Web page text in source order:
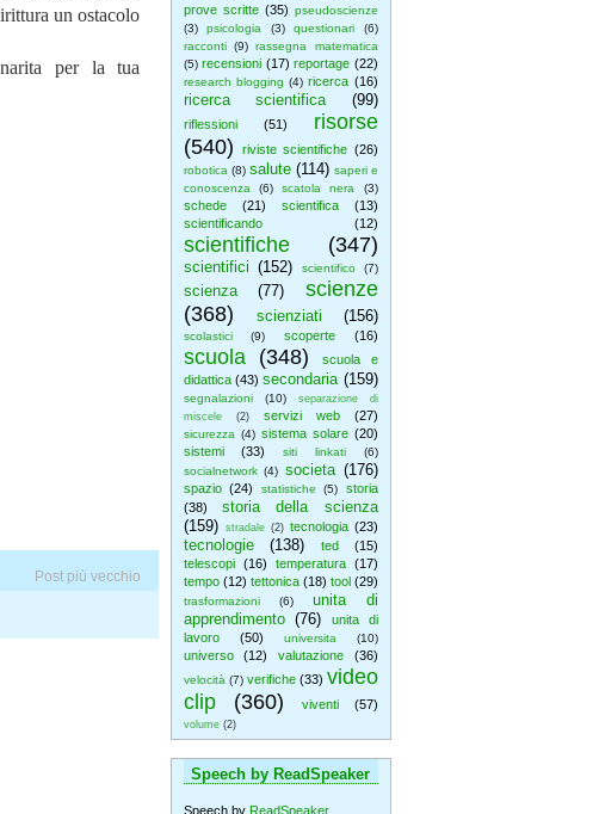
prove scritte (35) pseudoscienze
(3)
psicologia (3) questionari
(6)
racconti (9) rassegna matematica
(5) recensioni (17) reportage (22)
research blogging (4) ricerca (16)
ricerca scientifica (99)
riflessioni (51)
risorse
(540)
riviste scientifiche (26)
robotica (8) salute (114) saperi e
conoscenza
(6) scatola nera (3)
schede (21) scientifica
(13)
scientificando
(12)
scientifiche (347)
scientifici (152) scientifico (7)
scienza (77)
scienze
(368)
scienziati (156)
scolastici (9) scoperte (16)
scuola (348)
scuola e
didattica (43) secondaria (159)
segnalazioni (10)
separazione di
miscele
(2) servizi web (27)
sicurezza (4) sistema solare (20)
sistemi
(33) siti linkati
(6)
socialnetwork (4) societa (176)
spazio (24) statistiche (5)
storia
(38)
storia della scienza
(159)
stradale (2) tecnologia (23)
tecnologie (138) ted
(15)
telescopi
(16) temperatura
(17)
tempo (12) tettonica (18) tool (29)
trasformazioni (6)
unita di
apprendimento (76)
unita di
lavoro
(50) universita (10)
universo (12) valutazione (36)
velocità (7) verifiche (33) video
clip
(360) viventi (57)
volume (2)
Speech by ReadSpeaker
Speech by ReadSpeaker
un ostacolo
per la tua
Post più vecchio